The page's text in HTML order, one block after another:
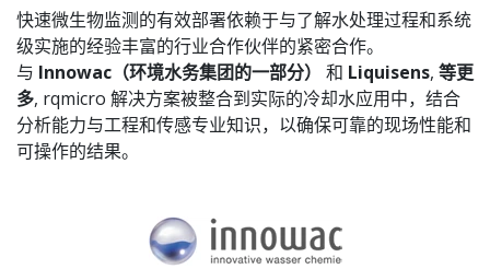
快速微生物监测的有效部署依赖于与了解水处理过程和系统
级实施的经验丰富的行业合作伙伴的紧密合作。
与 Innowac（环境水务集团的一部分） 和 Liquisens, 等更
多, rqmicro 解决方案被整合到实际的冷却水应用中，结合
分析能力与工程和传感专业知识，以确保可靠的现场性能和
可操作的结果。